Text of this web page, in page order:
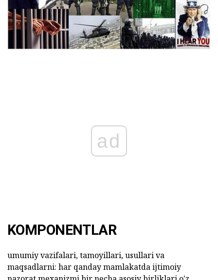
ad
KOMPONENTLAR
umumiy vazifalari, tamoyillari, usullari va
maqsadlarni: har qanday mamlakatda ijtimoiy